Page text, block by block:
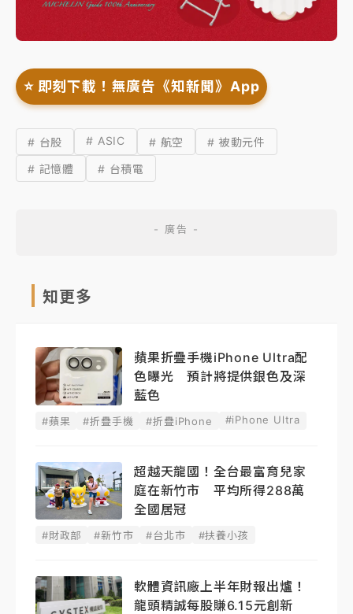
⭐️ 即刻下載！無廣告《知新聞》App
# 台股 # ASIC # 航空
# 被動元件
# 記憶體
# 台積電
知更多
蘋果折疊手機iPhone Ultra配
色曝光 預計將提供銀色及深
藍色
#蘋果 #折疊手機 #折疊iPhone #iPhone Ultra
超越天龍國！全台最富育兒家
庭在新竹市 平均所得288萬
全國居冠
#財政部 #新竹市 #台北市 #扶養小孩
軟體資訊廠上半年財報出爐！
龍頭精誠每股賺6.15元創新